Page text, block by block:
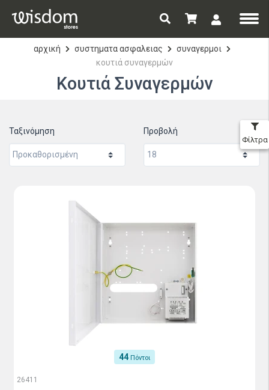
αρχική συστηματα ασφαλειας
συναγερμοι
κουτιά συναγερμών
Κουτιά Συναγερμών
Ταξινόμηση Προβολή
Φίλτρα
44 Πόντοι
26411